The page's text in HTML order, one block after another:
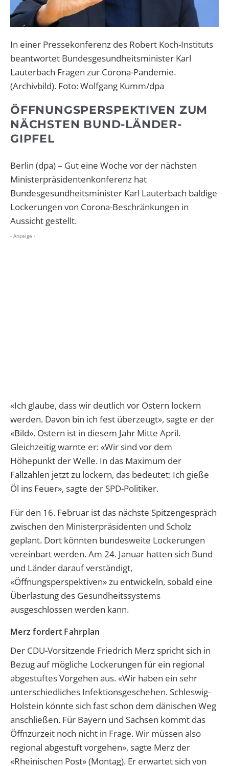
In einer Pressekonferenz des Robert Koch-Instituts
beantwortet Bundesgesundheitsminister Karl
Lauterbach Fragen zur Corona-Pandemie.
(Archivbild). Foto: Wolfgang Kumm/dpa
ÖFFNUNGSPERSPEKTIVEN ZUM
NÄCHSTEN BUND-LÄNDER-
GIPFEL
Berlin (dpa) – Gut eine Woche vor der nächsten
Ministerpräsidentenkonferenz hat
Bundesgesundheitsminister Karl Lauterbach baldige
Lockerungen von Corona-Beschränkungen in
Aussicht gestellt.
- Anzeige -
«Ich glaube, dass wir deutlich vor Ostern lockern
werden. Davon bin ich fest überzeugt», sagte er der
«Bild». Ostern ist in diesem Jahr Mitte April.
Gleichzeitig warnte er: «Wir sind vor dem
Höhepunkt der Welle. In das Maximum der
Fallzahlen jetzt zu lockern, das bedeutet: Ich gieße
Öl ins Feuer», sagte der SPD-Politiker.
Für den 16. Februar ist das nächste Spitzengespräch
zwischen den Ministerpräsidenten und Scholz
geplant. Dort könnten bundesweite Lockerungen
vereinbart werden. Am 24. Januar hatten sich Bund
und Länder darauf verständigt,
«Öffnungsperspektiven» zu entwickeln, sobald eine
Überlastung des Gesundheitssystems
ausgeschlossen werden kann.
Merz fordert Fahrplan
Der CDU-Vorsitzende Friedrich Merz spricht sich in
Bezug auf mögliche Lockerungen für ein regional
abgestuftes Vorgehen aus. «Wir haben ein sehr
unterschiedliches Infektionsgeschehen. Schleswig-
Holstein könnte sich fast schon dem dänischen Weg
anschließen. Für Bayern und Sachsen kommt das
Öffnzurzeit noch nicht in Frage. Wir müssen also
regional abgestuft vorgehen», sagte Merz der
«Rheinischen Post» (Montag). Er erwartet sich von